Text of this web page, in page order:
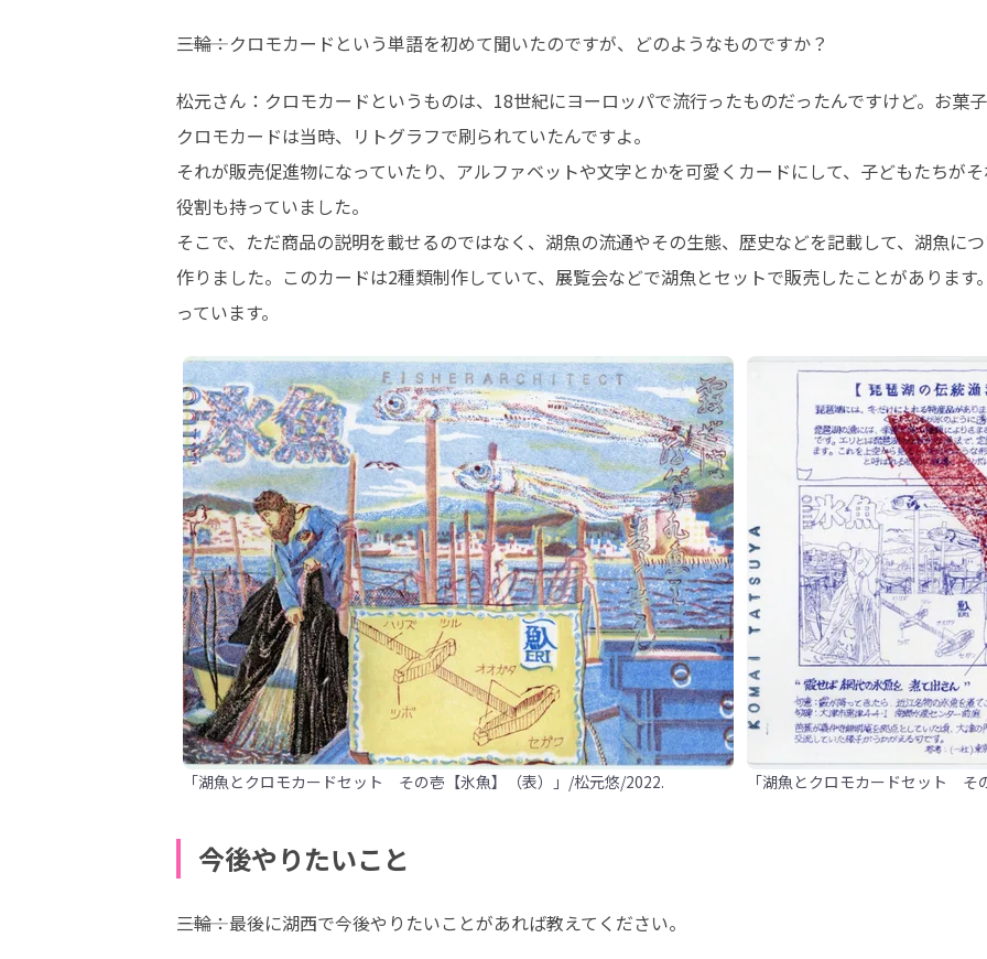
―――三輪：クロモカードという単語を初めて聞いたのですが、どのようなものですか？
松元さん：クロモカードというものは、18世紀にヨーロッパで流行ったものだったんですけど。お菓
クロモカードは当時、リトグラフで刷られていたんですよ。
それが販売促進物になっていたり、アルファベットや文字とかを可愛くカードにして、子どもたちが
役割も持っていました。
そこで、ただ商品の説明を載せるのではなく、湖魚の流通やその生態、歴史などを記載して、湖魚に
作りました。このカードは2種類制作していて、展覧会などで湖魚とセットで販売したことがありま
っています。
「湖魚とクロモカードセット その壱【氷魚】（表）」/松元悠/2022. 「湖魚とクロモカードセット
今後やりたいこと
―――三輪：最後に湖西で今後やりたいことがあれば教えてください。